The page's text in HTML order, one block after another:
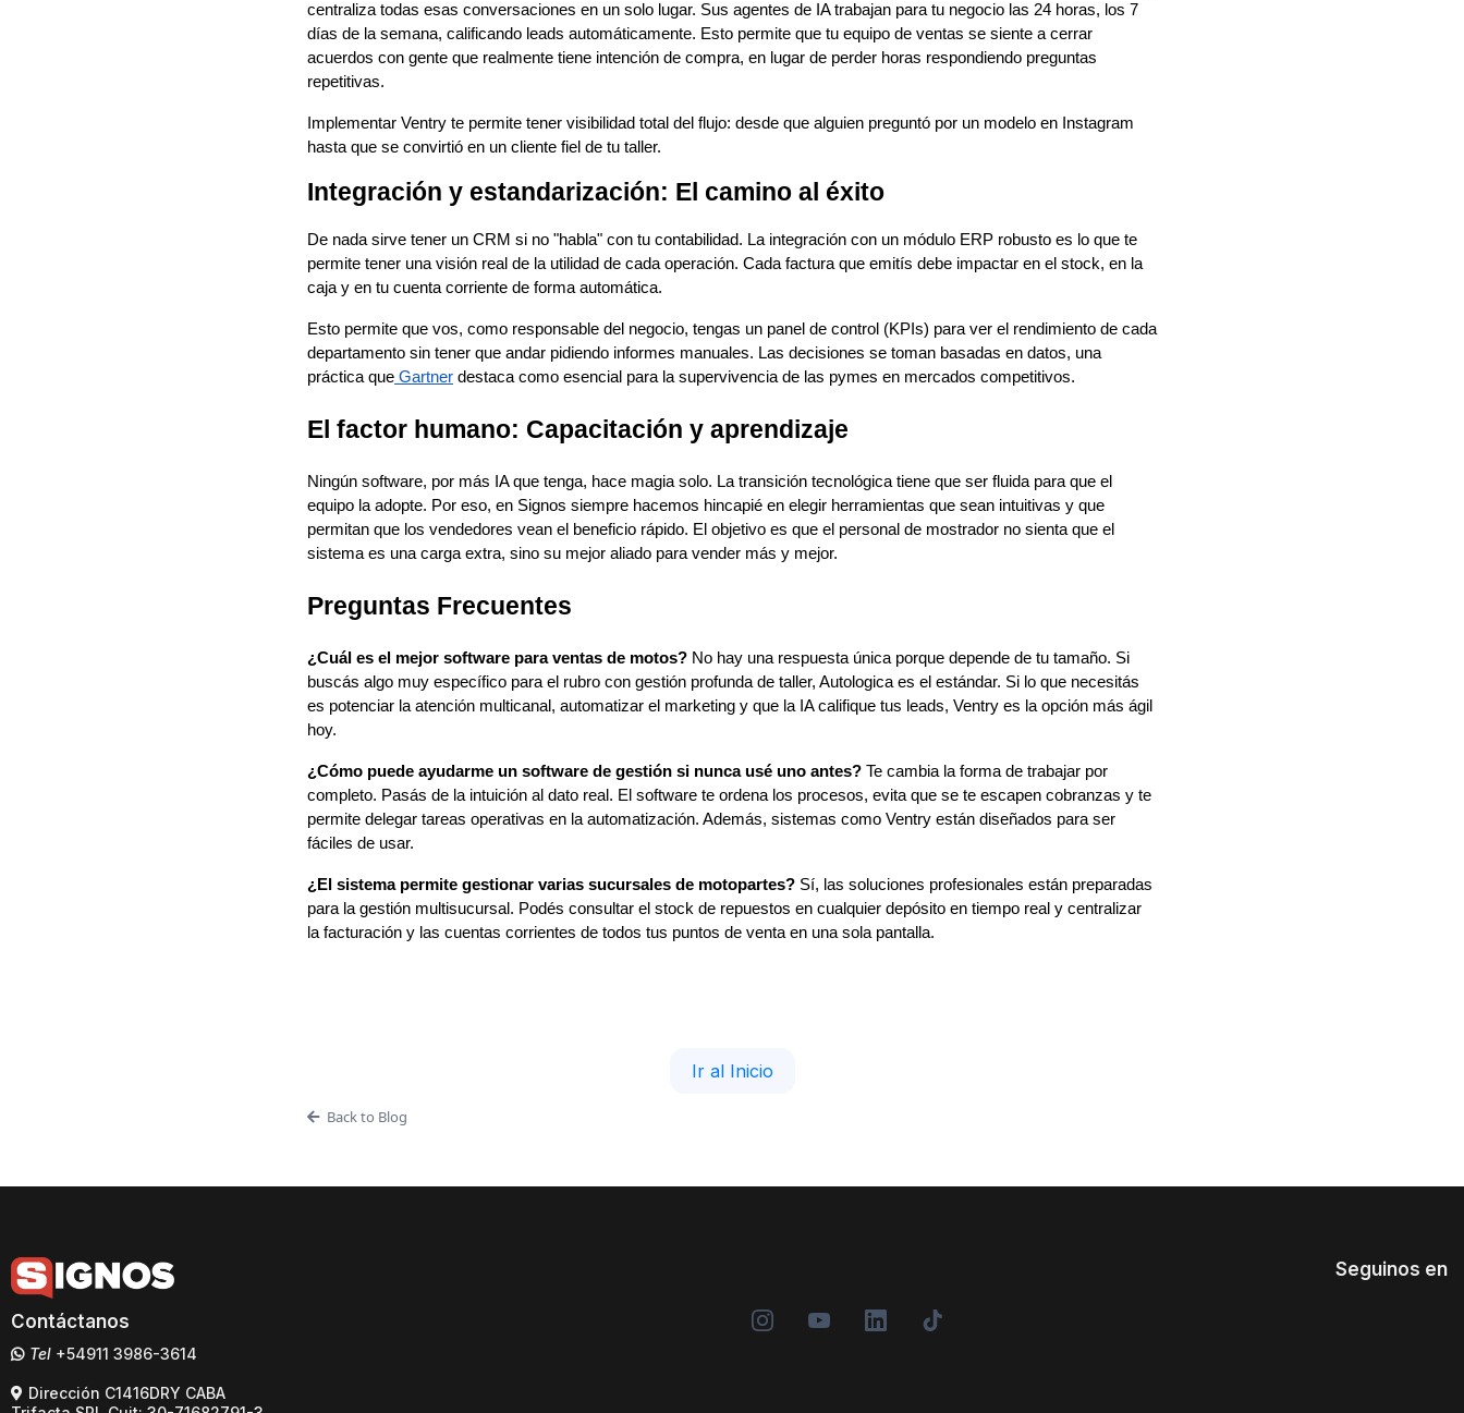
centraliza todas esas conversaciones en un solo lugar. Sus agentes de IA trabajan para tu negocio las 24 horas, los 7
días de la semana, calificando leads automáticamente. Esto permite que tu equipo de ventas se siente a cerrar
acuerdos con gente que realmente tiene intención de compra, en lugar de perder horas respondiendo preguntas
repetitivas.
Implementar Ventry te permite tener visibilidad total del flujo: desde que alguien preguntó por un modelo en Instagram
hasta que se convirtió en un cliente fiel de tu taller.
Integración y estandarización: El camino al éxito
De nada sirve tener un CRM si no "habla" con tu contabilidad. La integración con un módulo ERP robusto es lo que te
permite tener una visión real de la utilidad de cada operación. Cada factura que emitís debe impactar en el stock, en la
caja y en tu cuenta corriente de forma automática.
Esto permite que vos, como responsable del negocio, tengas un panel de control (KPIs) para ver el rendimiento de cada
departamento sin tener que andar pidiendo informes manuales. Las decisiones se toman basadas en datos, una
práctica que Gartner destaca como esencial para la supervivencia de las pymes en mercados competitivos.
El factor humano: Capacitación y aprendizaje
Ningún software, por más IA que tenga, hace magia solo. La transición tecnológica tiene que ser fluida para que el
equipo la adopte. Por eso, en Signos siempre hacemos hincapié en elegir herramientas que sean intuitivas y que
permitan que los vendedores vean el beneficio rápido. El objetivo es que el personal de mostrador no sienta que el
sistema es una carga extra, sino su mejor aliado para vender más y mejor.
Preguntas Frecuentes
¿Cuál es el mejor software para ventas de motos? No hay una respuesta única porque depende de tu tamaño. Si
buscás algo muy específico para el rubro con gestión profunda de taller, Autologica es el estándar. Si lo que necesitás
es potenciar la atención multicanal, automatizar el marketing y que la IA califique tus leads, Ventry es la opción más ágil
hoy.
¿Cómo puede ayudarme un software de gestión si nunca usé uno antes? Te cambia la forma de trabajar por
completo. Pasás de la intuición al dato real. El software te ordena los procesos, evita que se te escapen cobranzas y te
permite delegar tareas operativas en la automatización. Además, sistemas como Ventry están diseñados para ser
fáciles de usar.
¿El sistema permite gestionar varias sucursales de motopartes? Sí, las soluciones profesionales están preparadas
para la gestión multisucursal. Podés consultar el stock de repuestos en cualquier depósito en tiempo real y centralizar
la facturación y las cuentas corrientes de todos tus puntos de venta en una sola pantalla.
Ir al Inicio
Back to Blog
Contáctanos
Tel +54911 3986-3614
Dirección C1416DRY CABA
Seguinos en